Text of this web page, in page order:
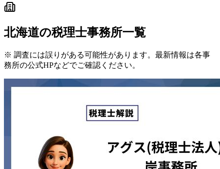
北海道の税理士事務所一覧
※ 調査には誤りがある可能性があります。最新情報は各事
務所の公式HPなどでご確認ください。